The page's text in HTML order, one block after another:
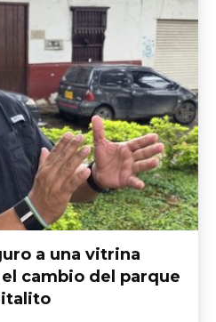
a una vitrina
cambio del parque